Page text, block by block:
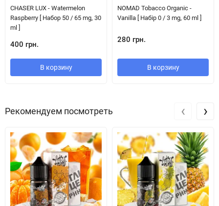
CHASER LUX - Watermelon
Raspberry [ Набор 50 / 65 mg, 30
ml ]
400 грн.
В корзину
NOMAD Tobacco Organic -
Vanilla [ Набір 0 / 3 mg, 60 ml ]
280 грн.
В корзину
Рекомендуем посмотреть ‹ ›